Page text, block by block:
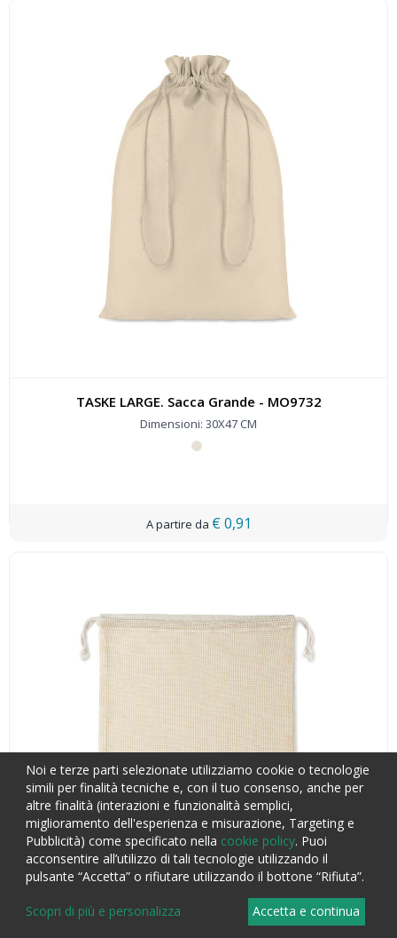
TASKE LARGE. Sacca Grande - MO9732
Dimensioni: 30X47 CM
€ 0,91
Noi e terze parti selezionate utilizziamo cookie o tecnologie
simili per finalità tecniche e, con il tuo consenso, anche per
altre finalità (interazioni e funzionalità semplici,
miglioramento dell'esperienza e misurazione, Targeting e
Pubblicità) come specificato nella cookie policy. Puoi
acconsentire all’utilizzo di tali tecnologie utilizzando il
pulsante “Accetta” o rifiutare utilizzando il bottone “Rifiuta”.
Scopri di più e personalizza Accetta e continua